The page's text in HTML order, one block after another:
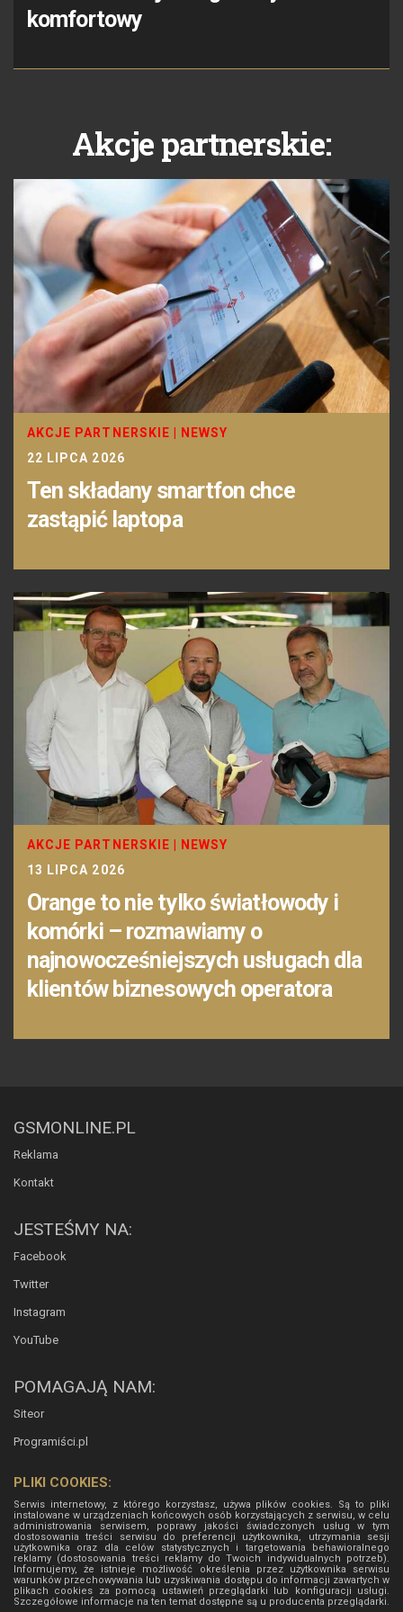
komfortowy
Akcje partnerskie:
AKCJE PARTNERSKIE
NEWSY
22 LIPCA 2026
Ten składany smartfon chce
zastąpić laptopa
AKCJE PARTNERSKIE
NEWSY
13 LIPCA 2026
Orange to nie tylko światłowody i
komórki – rozmawiamy o
najnowocześniejszych usługach dla
klientów biznesowych operatora
GSMONLINE.PL
Reklama
Kontakt
JESTEŚMY NA:
Facebook
Twitter
Instagram
YouTube
POMAGAJĄ NAM:
Siteor
Programiści.pl
PLIKI COOKIES:
Serwis internetowy, z którego korzystasz, używa plików cookies. Są to pliki
instalowane w urządzeniach końcowych osób korzystających z serwisu, w celu
administrowania serwisem, poprawy jakości świadczonych usług w tym
dostosowania treści serwisu do preferencji użytkownika, utrzymania sesji
użytkownika oraz dla celów statystycznych i targetowania behawioralnego
reklamy (dostosowania treści reklamy do Twoich indywidualnych potrzeb).
Informujemy, że istnieje możliwość określenia przez użytkownika serwisu
warunków przechowywania lub uzyskiwania dostępu do informacji zawartych w
plikach cookies za pomocą ustawień przeglądarki lub konfiguracji usługi.
Szczegółowe informacje na ten temat dostępne są u producenta przeglądarki.